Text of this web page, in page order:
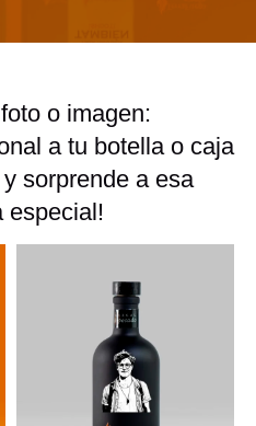
o imagen:
a tu botella o caja
sorprende a esa
especial!